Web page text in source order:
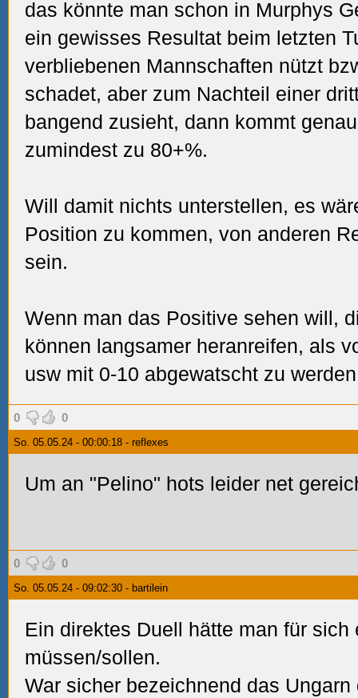
das könnte man schon in Murphys
ein gewisses Resultat beim letzten
verbliebenen Mannschaften nützt
schadet, aber zum Nachteil einer
bangend zusieht, dann kommt
zumindest zu 80+%.
Will damit nichts unterstellen, es
Position zu kommen, von anderen
sein.
Wenn man das Positive sehen will,
können langsamer heranreifen, als
usw mit 0-10 abgewatscht zu werden
0 0
So. 05.05.24 - 00:00:18 - reflexes
Um an "Pelino" hots leider net
0 0
So. 05.05.24 - 09:02:30 - bartilein
Ein direktes Duell hätte man für sich
müssen/sollen.
War sicher bezeichnend das